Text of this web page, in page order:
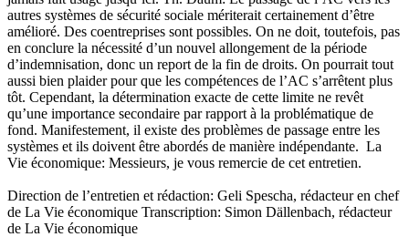
Direction de l’entretien et rédaction: Geli Spescha, rédacteur en chef
de La Vie économique Transcription: Simon Dällenbach, rédacteur
de La Vie économique